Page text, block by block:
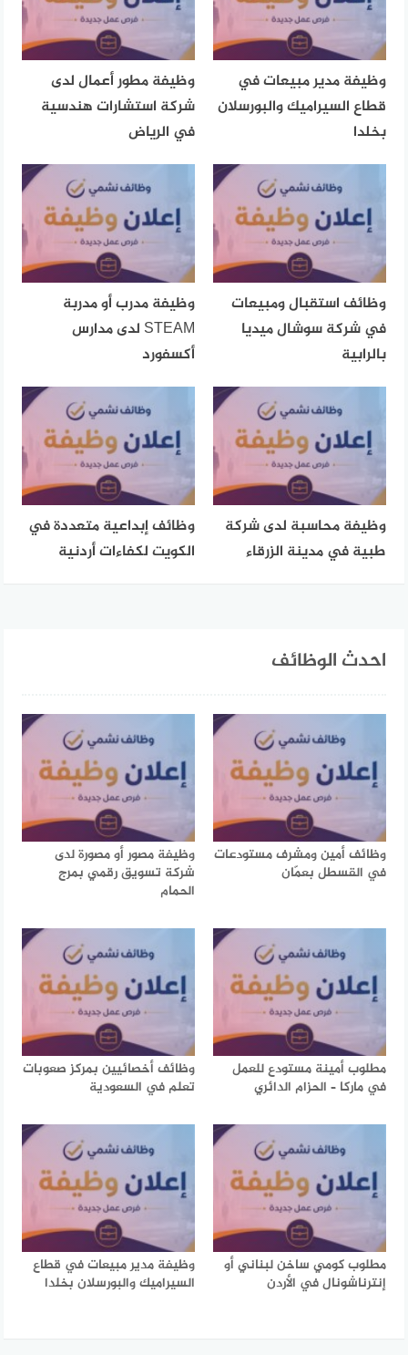
وظيفة مدير مبيعات في
قطاع السيراميك والبورسلان
بخلدا
وظيفة مطور أعمال لدى
شركة استشارات هندسية
في الرياض
وظائف استقبال ومبيعات
في شركة سوشال ميديا
بالرابية
وظيفة مدرب أو مدربة
STEAM لدى مدارس
أكسفورد
وظيفة محاسبة لدى شركة
طبية في مدينة الزرقاء
وظائف إبداعية متعددة في
الكويت لكفاءات أردنية
احدث الوظائف
وظائف أمين ومشرف مستودعات
في القسطل بعمّان
وظيفة مصور أو مصورة لدى
شركة تسويق رقمي بمرج
الحمام
مطلوب أمينة مستودع للعمل
في ماركا – الحزام الدائري
وظائف أخصائيين بمركز صعوبات
تعلم في السعودية
مطلوب كومي ساخن لبناني أو
إنترناشونال في الأردن
وظيفة مدير مبيعات في قطاع
السيراميك والبورسلان بخلدا